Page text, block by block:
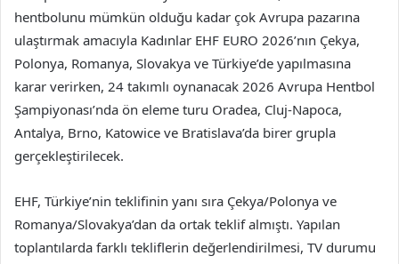
hentbolunu mümkün olduğu kadar çok Avrupa pazarına
ulaştırmak amacıyla Kadınlar EHF EURO 2026’nın Çekya,
Polonya, Romanya, Slovakya ve Türkiye’de yapılmasına
karar verirken, 24 takımlı oynanacak 2026 Avrupa Hentbol
Şampiyonası’nda ön eleme turu Oradea, Cluj-Napoca,
Antalya, Brno, Katowice ve Bratislava’da birer grupla
gerçekleştirilecek.
EHF, Türkiye’nin teklifinin yanı sıra Çekya/Polonya ve
Romanya/Slovakya’dan da ortak teklif almıştı. Yapılan
toplantılarda farklı tekliflerin değerlendirilmesi, TV durumu